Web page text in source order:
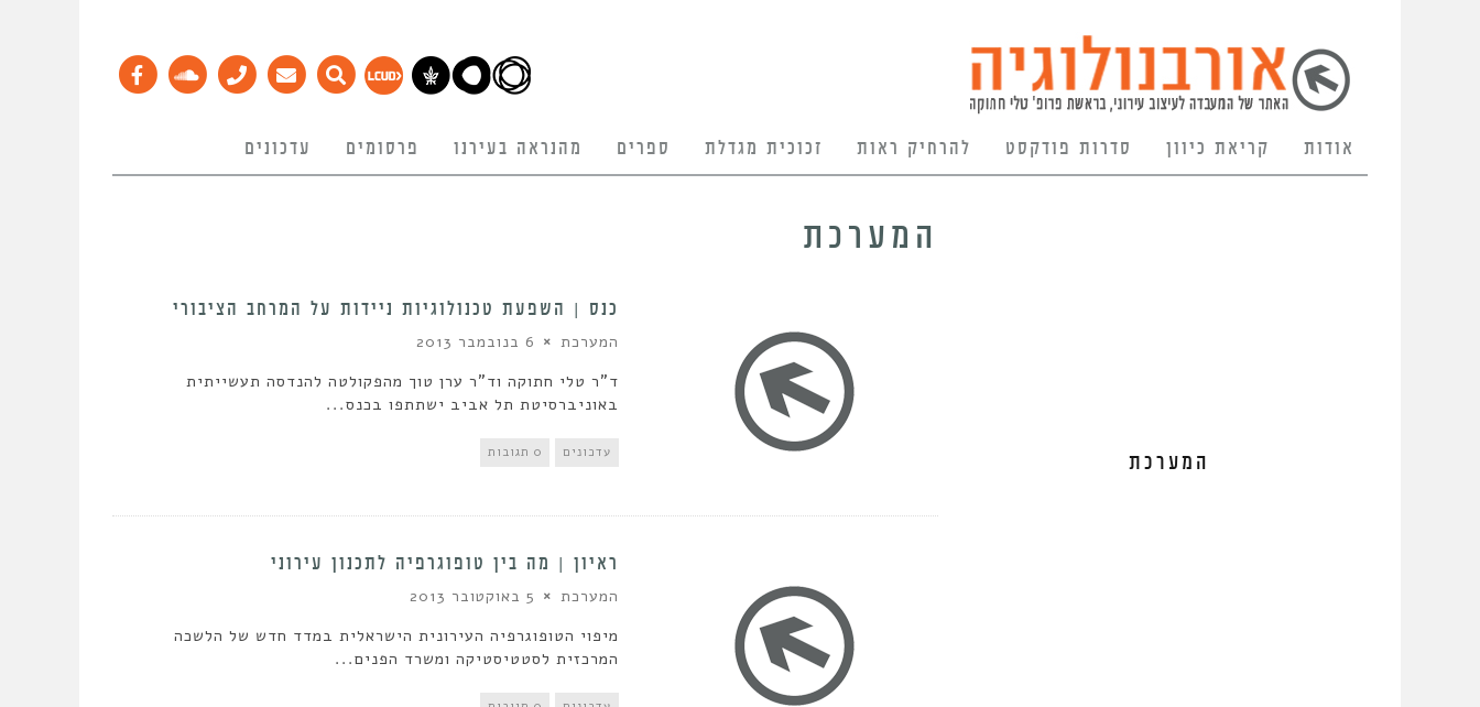
אודות קריאת כיוון סדרות פודקסט להרחיק ראות זכוכית מגדלת ספרים מהנראה בעירנו פרסומים עדכונים
המערכת
כנס | השפעת טכנולוגיות ניידות על המרחב הציבורי
המערכת 6 בנובמבר 2013
ד"ר טלי חתוקה וד"ר ערן טוך מהפקולטה להנדסה תעשייתית
באוניברסיטת תל אביב ישתתפו בכנס...
עדכונים 0 תגובות
ראיון | מה בין טופוגרפיה לתכנון עירוני
המערכת 5 באוקטובר 2013
מיפוי הטופוגרפיה העירונית הישראלית במדד חדש של הלשכה
המרכזית לסטטיסטיקה ומשרד הפנים...
המערכת